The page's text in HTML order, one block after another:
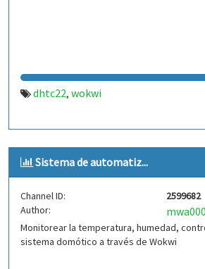
dhtc22, wokwi
Sistema de automatiz...
Channel ID:
2599682
Author:
Monitorear la temperatura, humedad,
sistema domótico a través de Wokwi